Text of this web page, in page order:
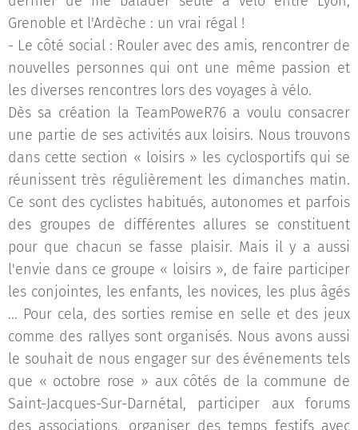
Grenoble et l'Ardèche : un vrai régal !
- Le côté social : Rouler avec des amis, rencontrer de
nouvelles personnes qui ont une même passion et
les diverses rencontres lors des voyages à vélo.
Dès sa création la TeamPoweR76 a voulu consacrer
une partie de ses activités aux loisirs. Nous trouvons
dans cette section « loisirs » les cyclosportifs qui se
réunissent très régulièrement les dimanches matin.
Ce sont des cyclistes habitués, autonomes et parfois
des groupes de différentes allures se constituent
pour que chacun se fasse plaisir. Mais il y a aussi
l'envie dans ce groupe « loisirs », de faire participer
les conjointes, les enfants, les novices, les plus âgés
... Pour cela, des sorties remise en selle et des jeux
comme des rallyes sont organisés. Nous avons aussi
le souhait de nous engager sur des événements tels
que « octobre rose » aux côtés de la commune de
Saint-Jacques-Sur-Darnétal, participer aux forums
des associations, organiser des temps festifs avec